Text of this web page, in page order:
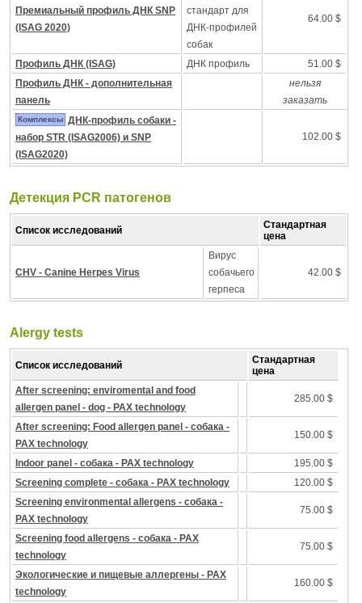
Премиальный профиль ДНК SNP
(ISAG 2020)
стандарт для
ДНК-профилей
собак
64.00 $
Профиль ДНК (ISAG) ДНК профиль
51.00 $
Профиль ДНК - дополнительная
панель
нельзя
заказать
Комплексы ДНК-профиль собаки -
набор STR (ISAG2006) и SNP
(ISAG2020)
102.00 $
Детекция PCR патогенов
Список исследований
Стандартная
цена
CHV - Canine Herpes Virus
Вирус
собачьего
герпеса
42.00 $
Alergy tests
Список исследований
Стандартная
цена
After screening: enviromental and food
allergen panel - dog - PAX technology
285.00 $
After screening: Food allergen panel - собака -
PAX technology
150.00 $
Indoor panel - собака - PAX technology
195.00 $
Screening complete - собака - PAX technology
120.00 $
Screening environmental allergens - собака -
PAX technology
75.00 $
Screening food allergens - собака - PAX
technology
75.00 $
Экологические и пищевые аллергены - PAX
technology
160.00 $